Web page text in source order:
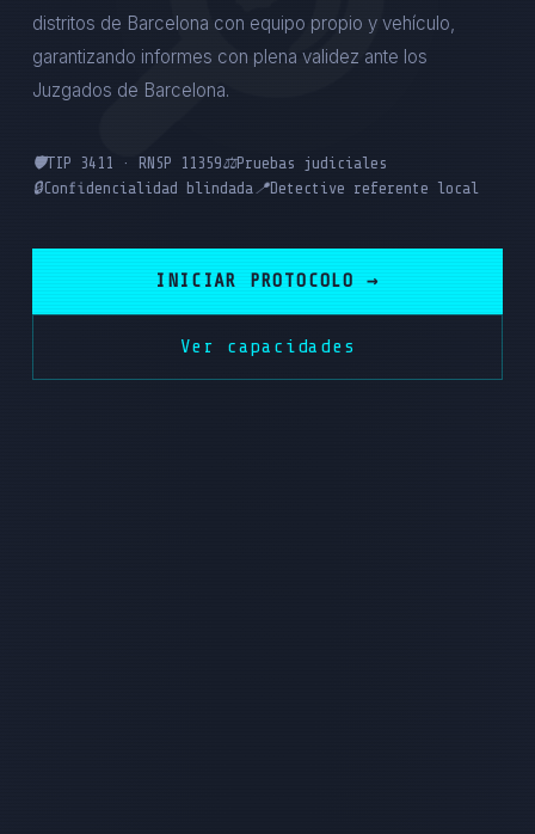
distritos de Barcelona con equipo propio y vehículo,
garantizando informes con plena validez ante los
Juzgados de Barcelona.
🛡️TIP 3411 · RNSP 11359⚖️Pruebas judiciales
🔒Confidencialidad blindada 📍Detective referente local
INICIAR PROTOCOLO →
Ver capacidades